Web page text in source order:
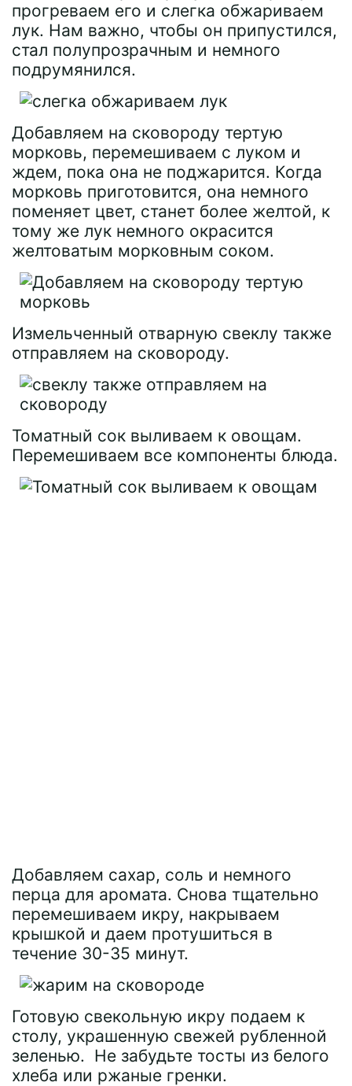
прогреваем его и слегка обжариваем
лук. Нам важно, чтобы он припустился,
стал полупрозрачным и немного
подрумянился.
Добавляем на сковороду тертую
морковь, перемешиваем с луком и
ждем, пока она не поджарится. Когда
морковь приготовится, она немного
поменяет цвет, станет более желтой, к
тому же лук немного окрасится
желтоватым морковным соком.
Измельченный отварную свеклу также
отправляем на сковороду.
Томатный сок выливаем к овощам.
Перемешиваем все компоненты блюда.
Добавляем сахар, соль и немного
перца для аромата. Снова тщательно
перемешиваем икру, накрываем
крышкой и даем протушиться в
течение 30-35 минут.
Готовую свекольную икру подаем к
столу, украшенную свежей рубленной
зеленью. Не забудьте тосты из белого
хлеба или ржаные гренки.